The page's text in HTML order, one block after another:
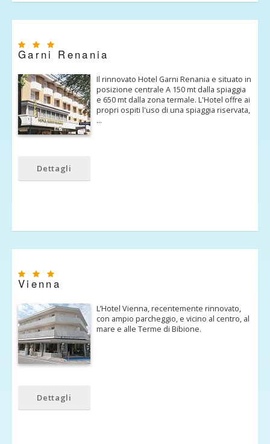
Garni Renania
Il rinnovato Hotel Garni Renania e situato in
posizione centrale A 150 mt dalla spiaggia
e 650 mt dalla zona termale. L'Hotel offre ai
propri ospiti l'uso di una spiaggia riservata,
…
Dettagli
Vienna
L’Hotel Vienna, recentemente rinnovato,
con ampio parcheggio, e vicino al centro, al
mare e alle Terme di Bibione.
Dettagli